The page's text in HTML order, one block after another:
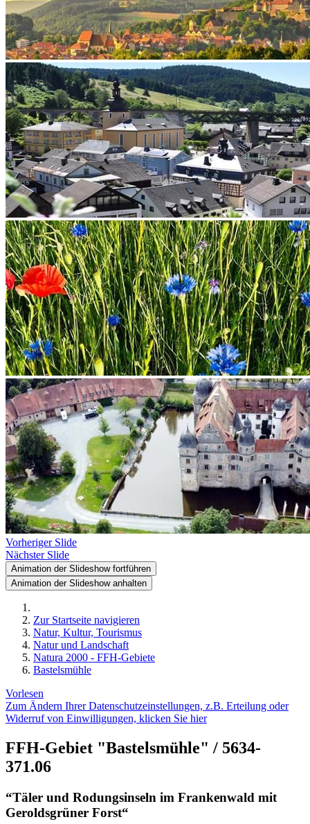
Vorheriger Slide
Nächster Slide
Animation der Slideshow fortführen
Animation der Slideshow anhalten
Zur Startseite navigieren
Natur, Kultur, Tourismus
Natur und Landschaft
Natura 2000 - FFH-Gebiete
Bastelsmühle
Vorlesen
Zum Ändern Ihrer Datenschutzeinstellungen, z.B. Erteilung oder
Widerruf von Einwilligungen, klicken Sie hier
FFH-Gebiet "Bastelsmühle" / 5634-
371.06
“Täler und Rodungsinseln im Frankenwald mit
Geroldsgrüner Forst“